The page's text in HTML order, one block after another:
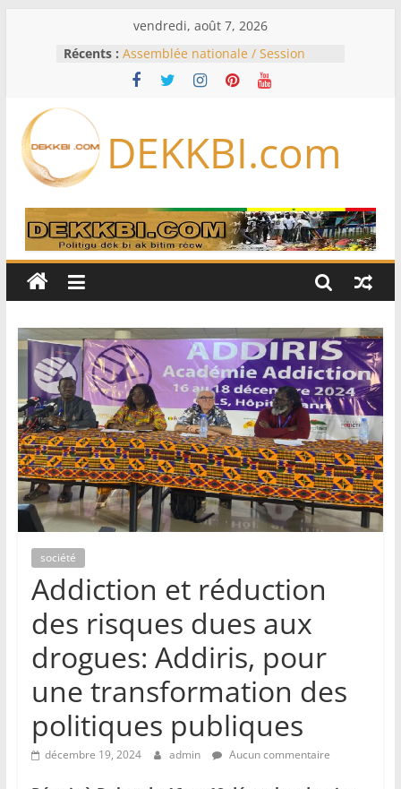
vendredi, août 7, 2026
Récents : Assemblée nationale / Session
extraordinaire: Six commissions
d’enquête à l’ordre du jour ce lundi
Bénin: Patrice Talon élu président
du Sénat, moins de trois mois
Pakistan et la Turquie signent un
accord de défense
RD Congo: Kinshasa interdit les
exportations de cuivre et de cobalt
production
DEKKBI.com
société
Addiction et réduction
des risques dues aux
drogues: Addiris, pour
une transformation des
politiques publiques
décembre 19, 2024 admin Aucun commentaire